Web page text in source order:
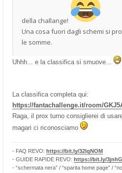
della challange!
Una cosa fuori dagli schemi si
le somme.
Uhhh... e la classifica si smuove...
La classifica completa qui:
https://fantachallenge.it/room/
Raga, il prox turno consiglierei di
magari ci riconosciamo
- FAQ REVO: https://bit.ly/32lqNOM
- GUIDE RAPIDE REVO: https://bit.ly/
- “schermata nera” / “sparita home page” /